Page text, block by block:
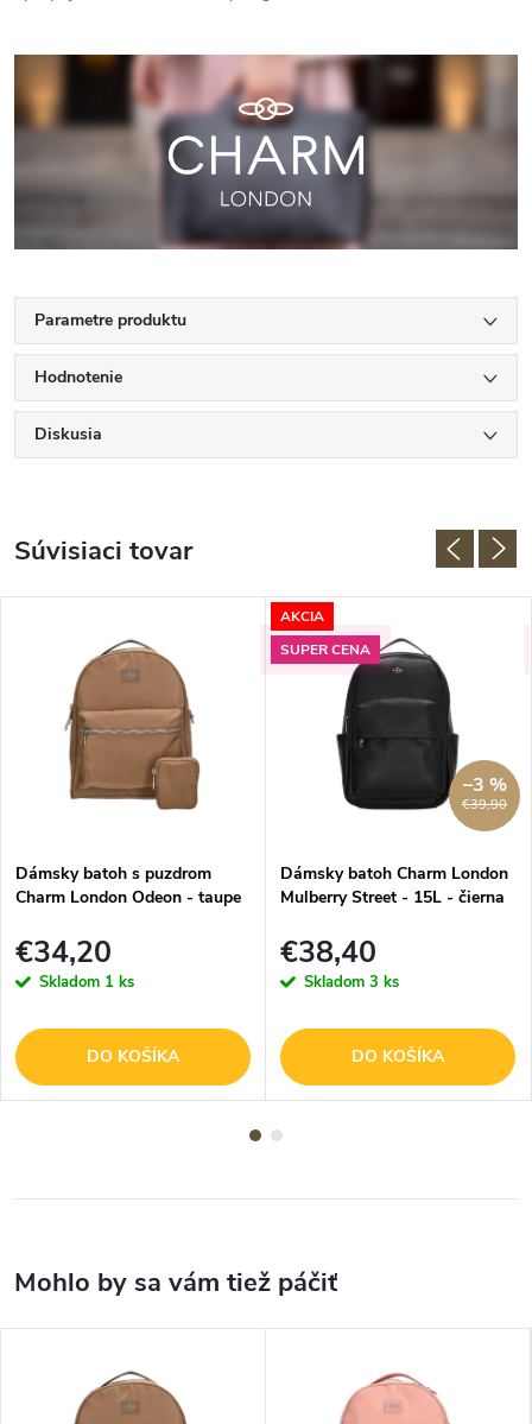
Parametre produktu
Hodnotenie
Diskusia
Súvisiaci tovar
Dámsky batoh s puzdrom
Charm London Odeon - taupe
€34,20
Skladom 1 ks
DO KOŠÍKA
AKCIA
SUPER CENA
€39,90
–3 %
Dámsky batoh Charm London
Mulberry Street - 15L - čierna
€38,40
Skladom 3 ks
DO KOŠÍKA